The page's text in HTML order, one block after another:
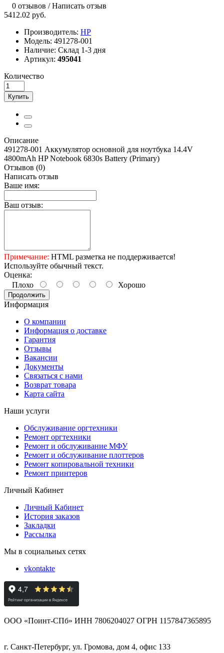
0 отзывов /Написать отзыв
5412.02 руб.
Производитель: HP
Модель: 491278-001
Наличие: Склад 1-3 дня
Артикул: 495041
Количество
Купить
Описание
491278-001 Аккумулятор основной для ноутбука 14.4V
4800mAh HP Notebook 6830s Battery (Primary)
Отзывов (0)
Написать отзыв
Ваше имя:
Ваш отзыв:
Примечание: HTML разметка не поддерживается!
Используйте обычный текст.
Оценка:
Плохо
Хорошо
Продолжить
Информация
О компании
Информация о доставке
Гарантия
Отзывы
Вакансии
Документы
Связаться с нами
Возврат товара
Карта сайта
Наши услуги
Обслуживание оргтехники
Ремонт оргтехники
Ремонт и обслуживание МФУ
Ремонт и обслуживание плоттеров
Ремонт копировальной техники
Ремонт принтеров
Личный Кабинет
Личный Кабинет
История заказов
Закладки
Рассылка
Мы в социальных сетях
vkontakte
ООО «Поинт-СПб» ИНН 7806204027 ОГРН 1157847365895
г. Санкт-Петербург, ул. Громова, дом 4, офис 133